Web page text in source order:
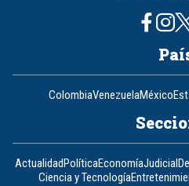
ColombiaVenezuelaMéxico
ActualidadPolíticaEconomíaJudicial
Ciencia y Tecnología